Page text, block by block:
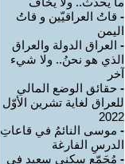
- قاتُ العراقيّين و قاتُ
اليمن
- العراق الدولة والعراق
الذي هو نحنُ.. ولا شيء
آخر
- حقائق الوضع المالي
للعراق لغاية تشرين الأوّل
2022
- موسى النائمُ في قاعاتِ
الدرسِ الفارغة
- مُجَمّع سكني سعيد في